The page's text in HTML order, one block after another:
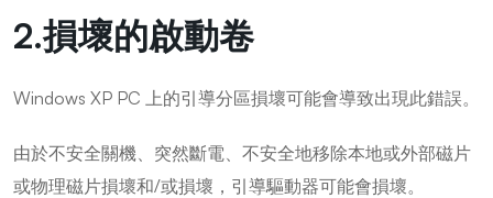
2.損壞的啟動卷
Windows XP PC 上的引導分區損壞可能會導致出現此錯誤。
由於不安全關機、突然斷電、不安全地移除本地或外部磁片
或物理磁片損壞和/或損壞，引導驅動器可能會損壞。